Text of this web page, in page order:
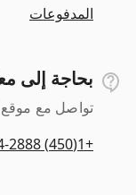
المدفوعات
بحاجة إلى
تواصل مع موقع
+1(450) 464-2888